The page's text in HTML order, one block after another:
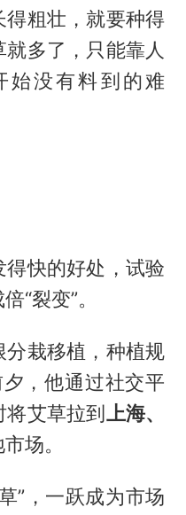
粗壮，就要种得
多了，只能靠人
始没有料到的难
快的好处，试验
“裂变”。
栽移植，种植规
，他通过社交平
艾草拉到 上海、
场。
”，一跃成为市场